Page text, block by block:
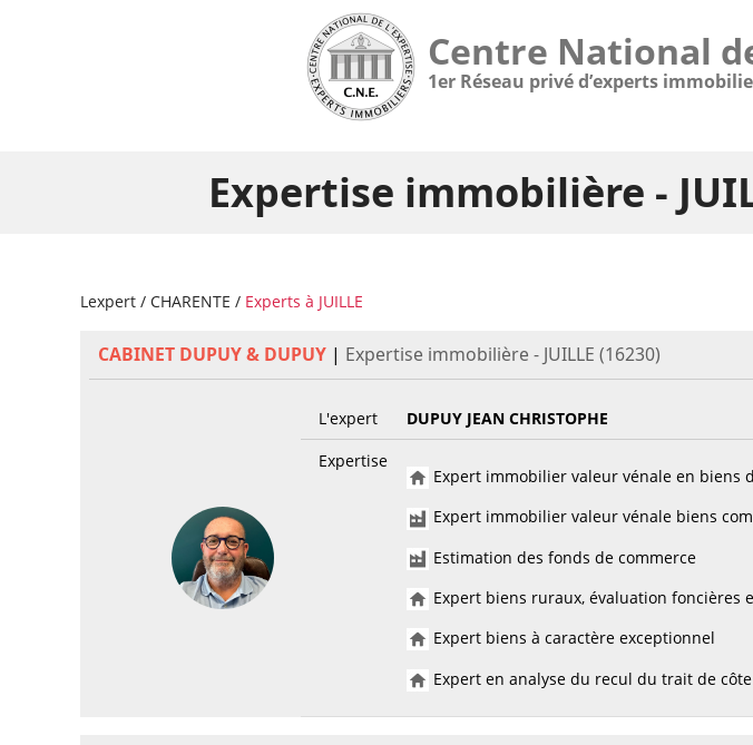
Centre National
1er Réseau privé d’experts
Expertise immobilière -
Lexpert / CHARENTE / Experts à JUILLE
CABINET DUPUY & DUPUY | Expertise immobilière - JUILLE (16230)
L'expert
DUPUY JEAN CHRISTOPHE
Expertise
Expert immobilier valeur vénale en biens
Expert immobilier valeur vénale biens
Estimation des fonds de commerce
Expert biens ruraux, évaluation foncières
Expert biens à caractère exceptionnel
Expert en analyse du recul du trait de côte